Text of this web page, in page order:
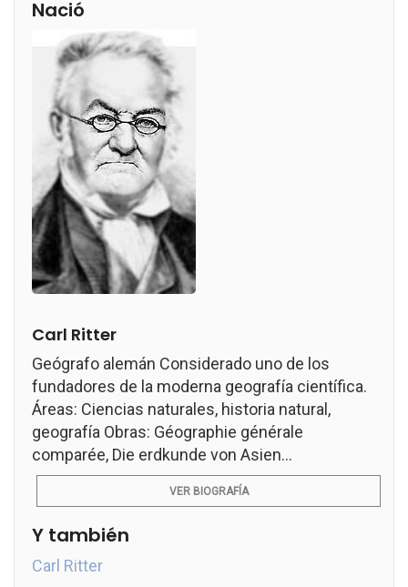
Nació
Carl Ritter
Geógrafo alemán Considerado uno de los
fundadores de la moderna geografía científica.
Áreas: Ciencias naturales, historia natural,
geografía Obras: Géographie générale
comparée, Die erdkunde von Asien...
VER BIOGRAFÍA
Y también
Carl Ritter